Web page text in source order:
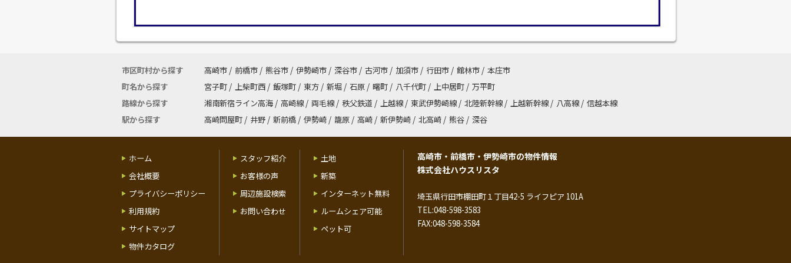
市区町村から探す 高崎市 / 前橋市 / 熊谷市 / 伊勢崎市 / 深谷市 / 古河市 / 加須市 / 行田市 / 館林市 / 本庄市
町名から探す
宮子町 / 上柴町西 / 飯塚町 / 東方 / 新堀 / 石原 / 曙町 / 八千代町 / 上中居町 / 万平町
路線から探す
湘南新宿ライン高海 / 高崎線 / 両毛線 / 秩父鉄道 / 上越線 / 東武伊勢崎線 / 北陸新幹線 / 上越新幹線 / 八高線 / 信越本線
駅から探す
高崎問屋町 / 井野 / 新前橋 / 伊勢崎 / 籠原 / 高崎 / 新伊勢崎 / 北高崎 / 熊谷 / 深谷
ホーム
会社概要
プライバシーポリシー
利用規約
サイトマップ
物件カタログ
スタッフ紹介
お客様の声
周辺施設検索
お問い合わせ
土地
新築
インターネット無料
ルームシェア可能
ペット可
高崎市・前橋市・伊勢崎市の物件情報
株式会社ハウスリスタ
埼玉県行田市棚田町１丁目42-5 ライフピア 101A
TEL:048-598-3583
FAX:048-598-3584